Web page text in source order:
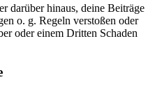
darüber hinaus, deine Beiträge
o. g. Regeln verstoßen oder
oder einem Dritten Schaden